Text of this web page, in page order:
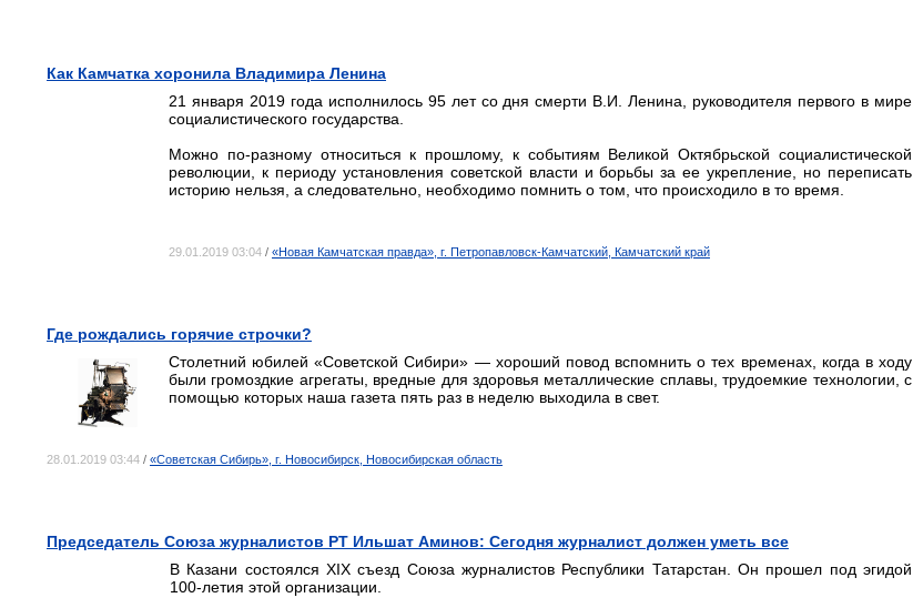
Как Камчатка хоронила Владимира Ленина
21 января 2019 года исполнилось 95 лет со дня смерти В.И. Ленина, руководителя первого в мире
социалистического государства.
Можно по-разному относиться к прошлому, к событиям Великой Октябрьской социалистической
революции, к периоду установления советской власти и борьбы за ее укрепление, но переписать
историю нельзя, а следовательно, необходимо помнить о том, что происходило в то время.
29.01.2019 03:04 / «Новая Камчатская правда», г. Петропавловск-Камчатский, Камчатский край
Где рождались горячие строчки?
Столетний юбилей «Советской Сибири» — хороший повод вспомнить о тех временах, когда в ходу
были громоздкие агрегаты, вредные для здоровья металлические сплавы, трудоемкие технологии, с
помощью которых наша газета пять раз в неделю выходила в свет.
28.01.2019 03:44 / «Советская Сибирь», г. Новосибирск, Новосибирская область
Председатель Союза журналистов РТ Ильшат Аминов: Сегодня журналист должен уметь все
В Казани состоялся XIX съезд Союза журналистов Республики Татарстан. Он прошел под эгидой
100-летия этой организации.